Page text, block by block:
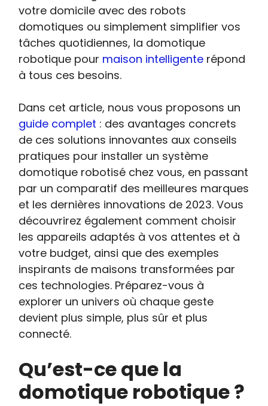
votre domicile avec des robots
domotiques ou simplement simplifier vos
tâches quotidiennes, la domotique
robotique pour maison intelligente répond
à tous ces besoins.
Dans cet article, nous vous proposons un
guide complet : des avantages concrets
de ces solutions innovantes aux conseils
pratiques pour installer un système
domotique robotisé chez vous, en passant
par un comparatif des meilleures marques
et les dernières innovations de 2023. Vous
découvrirez également comment choisir
les appareils adaptés à vos attentes et à
votre budget, ainsi que des exemples
inspirants de maisons transformées par
ces technologies. Préparez-vous à
explorer un univers où chaque geste
devient plus simple, plus sûr et plus
connecté.
Qu’est-ce que la
domotique robotique ?